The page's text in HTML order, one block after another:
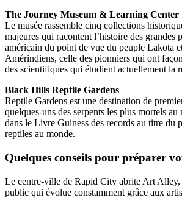
The Journey Museum & Learning Center
Le musée rassemble cinq collections
majeures qui racontent l’histoire des grandes
américain du point de vue du peuple Lakota
Amérindiens, celle des pionniers qui ont
des scientifiques qui étudient actuellement la
Black Hills Reptile Gardens
Reptile Gardens est une destination de
quelques-uns des serpents les plus mortels
dans le Livre Guiness des records au titre du
reptiles au monde.
Quelques conseils pour préparer
Le centre-ville de Rapid City abrite Art Alley,
public qui évolue constamment grâce aux